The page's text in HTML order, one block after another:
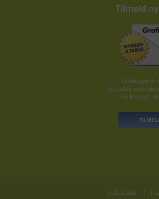
Tilmeld
Så deltager
lodtrækning om
Kay Bojesen,
Grafical ApS